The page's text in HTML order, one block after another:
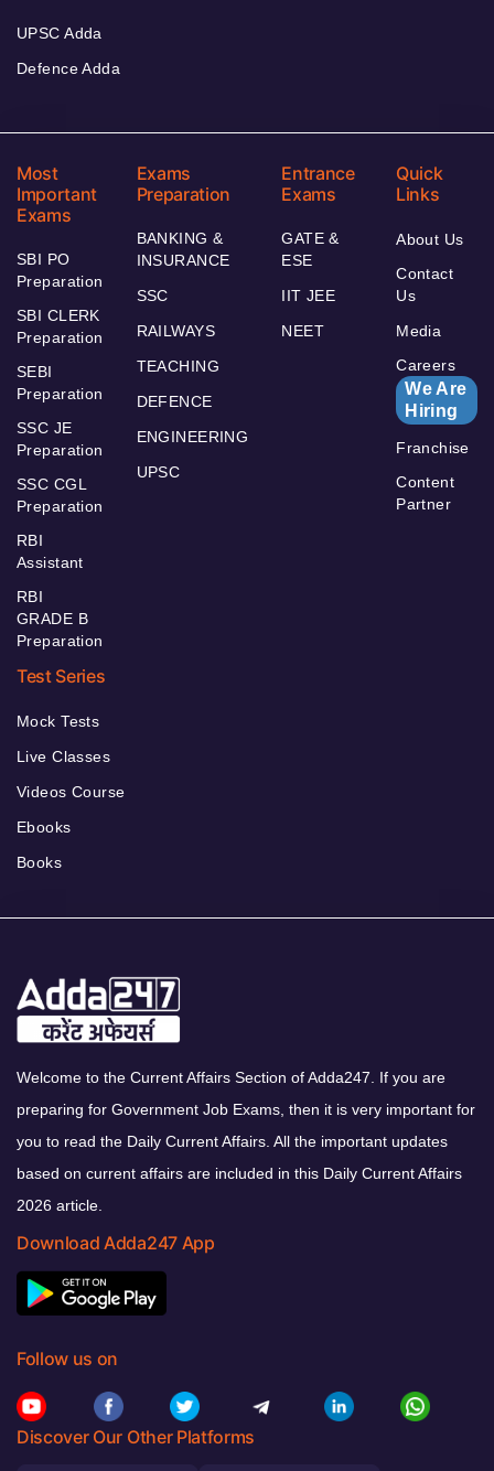
UPSC Adda
Defence Adda
Most
Important
Exams
SBI PO
Preparation
SBI CLERK
Preparation
SEBI
Preparation
SSC JE
Preparation
SSC CGL
Preparation
RBI
Assistant
RBI
GRADE B
Preparation
Exams
Preparation
BANKING &
INSURANCE
SSC
RAILWAYS
TEACHING
DEFENCE
ENGINEERING
UPSC
Entrance
Exams
GATE &
ESE
IIT JEE
NEET
Quick
Links
About Us
Contact
Us
Media
Careers
We Are
Hiring
Franchise
Content
Partner
Test Series
Mock Tests
Live Classes
Videos Course
Ebooks
Books
Welcome to the Current Affairs Section of Adda247. If you are
preparing for Government Job Exams, then it is very important for
you to read the Daily Current Affairs. All the important updates
based on current affairs are included in this Daily Current Affairs
2026 article.
Download Adda247 App
Follow us on
Discover Our Other Platforms